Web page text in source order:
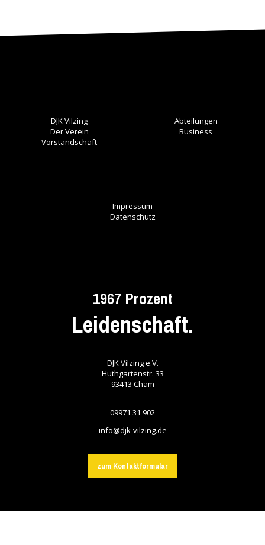
DJK Vilzing
Der Verein
Vorstandschaft
Abteilungen
Business
Impressum
Datenschutz
1967 Prozent
Leidenschaft.
DJK Vilzing e.V.
Huthgartenstr. 33
93413 Cham
09971 31 902
info@djk-vilzing.de
zum Kontaktformular